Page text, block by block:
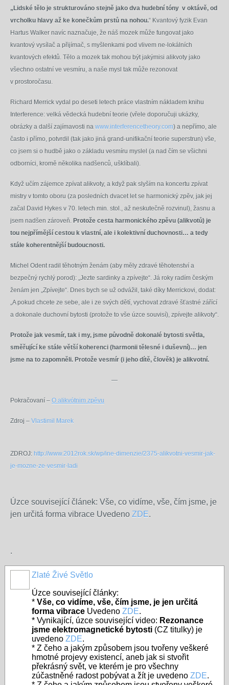
„Lidské tělo je strukturováno stejně jako dva hudební tóny v oktávě, od
vrcholku hlavy až ke konečkům prstů na nohou.“ Kvantový fyzik Evan
Hartus Walker navíc naznačuje, že náš mozek může fungovat jako
kvantový vysílač a přijímač, s myšlenkami pod vlivem ne-lokálních
kvantových efektů. Tělo a mozek tak mohou být jakýmisi alikvoty jako
všechno ostatní ve vesmíru, a naše mysl tak může rezonovat
v prostoročasu.
Richard Merrick vydal po deseti letech práce vlastním nákladem knihu
Interference: velká vědecká hudební teorie (vřele doporučuji ukázky,
obrázky a další zajímavosti na www.interferencetheory.com) a nepřímo, ale
často i přímo, potvrdil (tak jako jiná grand-unifikační teorie superstrun) vše,
co jsem si o hudbě jako o základu vesmíru myslel (a nad čím se všichni
odborníci, kromě několika nadšenců, ušklíbali).
Když učím zájemce zpívat alikvoty, a když pak slyším na koncertu zpívat
mistry v tomto oboru (za posledních dvacet let se harmonický zpěv, jak jej
začal David Hykes v 70. letech min. stol., až neskutečně rozvinul), žasnu a
jsem nadšen zároveň. Protože cesta harmonického zpěvu (alikvotů) je
tou nejpřímější cestou k vlastní, ale i kolektivní duchovnosti… a tedy
stále koherentnější budoucnosti.
Michel Odent radil těhotným ženám (aby měly zdravé těhotenství a
bezpečný rychlý porod): „Jezte sardinky a zpívejte“. Já roky radím českým
ženám jen „Zpívejte“. Dnes bych se už odvážil, také díky Merrickovi, dodat:
„A pokud chcete ze sebe, ale i ze svých dětí, vychovat zdravé šťastné zářící
a dokonale duchovní bytosti (protože to vše úzce souvisí), zpívejte alikvoty“.
Protože jak vesmír, tak i my, jsme původně dokonalé bytosti světla,
směřující ke stále větší koherenci (harmonii tělesné i duševní)… jen
jsme na to zapomněli. Protože vesmír (i jeho dítě, člověk) je alikvotní.
—
Pokračovaní – O alikvótnim zpěvu
Zdroj – Vlastimil Marek
ZDROJ: http://www.2012rok.sk/wp/ine-dimenzie/2375-alikvotni-vesmir-jak-
je-mozne-ze-vesmir-ladi
Úzce související článek: Vše, co vidíme, vše, čím jsme, je
jen určitá forma vibrace Uvedeno ZDE.
.
Zlaté Živé Světlo
Úzce související články:
* Vše, co vidíme, vše, čím jsme, je jen určitá
forma vibrace Uvedeno ZDE.
* Vynikající, úzce související video: Rezonance
jsme elektromagnetické bytosti (CZ titulky) je
uvedeno ZDE.
* Z čeho a jakým způsobem jsou tvořeny veškeré
hmotné projevy existencí, aneb jak si stvořit
překrásný svět, ve kterém je pro všechny
zúčastněné radost pobývat a žít je uvedeno ZDE.